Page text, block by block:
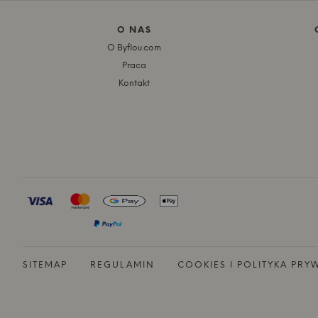
O NAS
O Byflou.com
Praca
Kontakt
SITEMAP REGULAMIN COOKIES I POLITYKA